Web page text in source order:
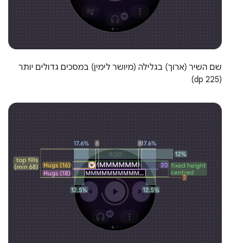
שם השיר (ארוך) בגלילה (מיושר לימין) במסכים גדולים יותר
(225 dp)